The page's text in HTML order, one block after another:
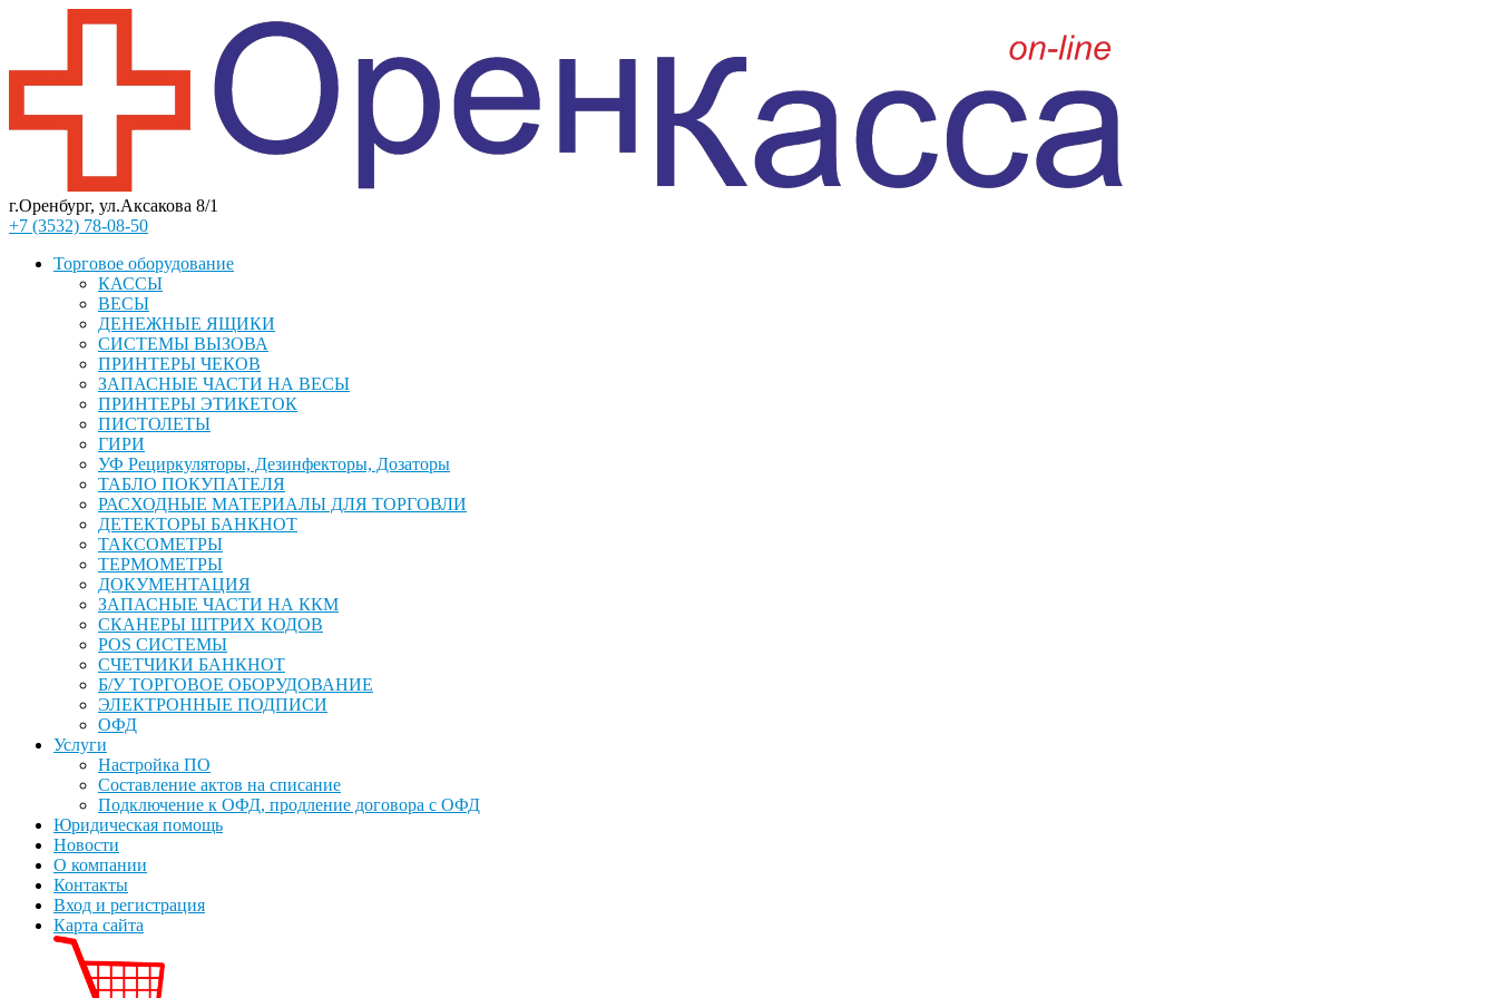
г.Оренбург, ул.Аксакова 8/1
+7 (3532) 78-08-50
Торговое оборудование
КАССЫ
ВЕСЫ
ДЕНЕЖНЫЕ ЯЩИКИ
СИСТЕМЫ ВЫЗОВА
ПРИНТЕРЫ ЧЕКОВ
ЗАПАСНЫЕ ЧАСТИ НА ВЕСЫ
ПРИНТЕРЫ ЭТИКЕТОК
ПИСТОЛЕТЫ
ГИРИ
УФ Рециркуляторы, Дезинфекторы, Дозаторы
ТАБЛО ПОКУПАТЕЛЯ
РАСХОДНЫЕ МАТЕРИАЛЫ ДЛЯ ТОРГОВЛИ
ДЕТЕКТОРЫ БАНКНОТ
ТАКСОМЕТРЫ
ТЕРМОМЕТРЫ
ДОКУМЕНТАЦИЯ
ЗАПАСНЫЕ ЧАСТИ НА ККМ
СКАНЕРЫ ШТРИХ КОДОВ
POS СИСТЕМЫ
СЧЕТЧИКИ БАНКНОТ
Б/У ТОРГОВОЕ ОБОРУДОВАНИЕ
ЭЛЕКТРОННЫЕ ПОДПИСИ
ОФД
Услуги
Настройка ПО
Составление актов на списание
Подключение к ОФД, продление договора с ОФД
Юридическая помощь
Новости
О компании
Контакты
Вход и регистрация
Карта сайта